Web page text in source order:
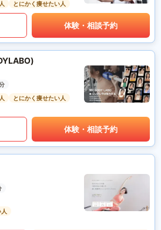
とにかく痩せたい人
体験・相談予約
とにかく痩せたい人
体験・相談予約